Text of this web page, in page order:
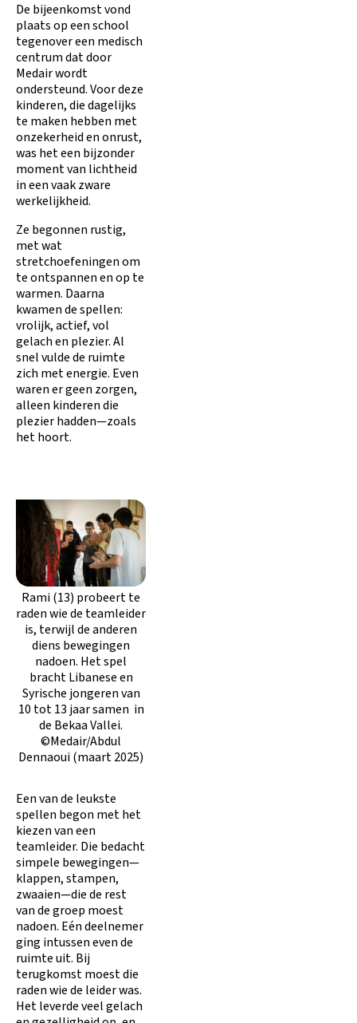
De bijeenkomst vond
plaats op een school
tegenover een medisch
centrum dat door
Medair wordt
ondersteund. Voor deze
kinderen, die dagelijks
te maken hebben met
onzekerheid en onrust,
was het een bijzonder
moment van lichtheid
in een vaak zware
werkelijkheid.
Ze begonnen rustig,
met wat
stretchoefeningen om
te ontspannen en op te
warmen. Daarna
kwamen de spellen:
vrolijk, actief, vol
gelach en plezier. Al
snel vulde de ruimte
zich met energie. Even
waren er geen zorgen,
alleen kinderen die
plezier hadden—zoals
het hoort.
Rami (13) probeert te
raden wie de teamleider
is, terwijl de anderen
diens bewegingen
nadoen. Het spel
bracht Libanese en
Syrische jongeren van
10 tot 13 jaar samen in
de Bekaa Vallei.
©Medair/Abdul
Dennaoui (maart 2025)
Een van de leukste
spellen begon met het
kiezen van een
teamleider. Die bedacht
simpele bewegingen—
klappen, stampen,
zwaaien—die de rest
van de groep moest
nadoen. Eén deelnemer
ging intussen even de
ruimte uit. Bij
terugkomst moest die
raden wie de leider was.
Het leverde veel gelach